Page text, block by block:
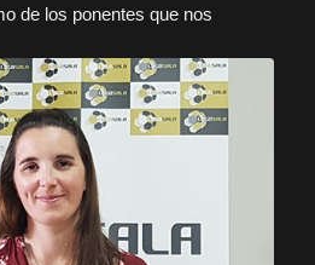
de los ponentes que nos